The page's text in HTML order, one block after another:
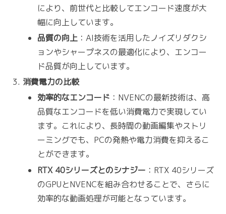
により、前世代と比較してエンコード速度が大
幅に向上しています。
品質の向上 ：AI技術を活用したノイズリダクシ
ョンやシャープネスの最適化により、エンコー
ド品質が向上しています。
消費電力の比較
効率的なエンコード ：NVENCの最新技術は、高
品質なエンコードを低い消費電力で実現してい
ます。これにより、長時間の動画編集やストリ
ーミングでも、PCの発熱や電力消費を抑えるこ
とができます。
RTX 40シリーズとのシナジー ：RTX 40シリーズ
のGPUとNVENCを組み合わせることで、さらに
効率的な動画処理が可能となっています。